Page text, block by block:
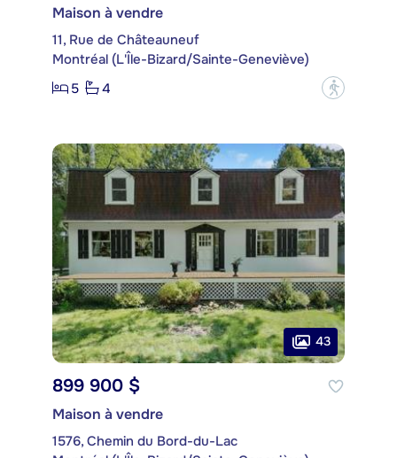
Maison à vendre
11, Rue de Châteauneuf
Montréal (L'Île-Bizard/Sainte-Geneviève)
5
4 ?
43
899 900 $
Maison à vendre
1576, Chemin du Bord-du-Lac